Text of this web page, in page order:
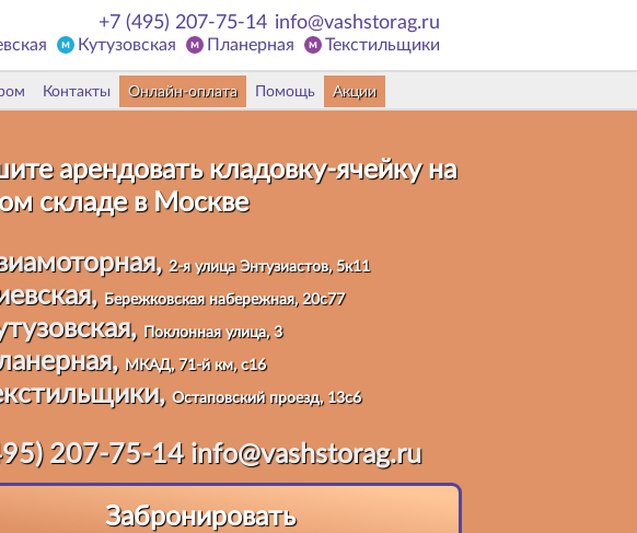
+7 (495) 207-75-14 info@vashstorag.ru
Кутузовская Планерная Текстильщики
Контакты Онлайн-оплата Помощь Акции
арендовать кладовку-ячейку на
складев Москве
2-я улица Энтузиастов, 5к11
Бережковская набережная, 20с77
Поклонная улица, 3
МКАД, 71-й км, с16
Остаповский проезд, 13с6
207-75-14 info@vashstorag.ru
Забронировать